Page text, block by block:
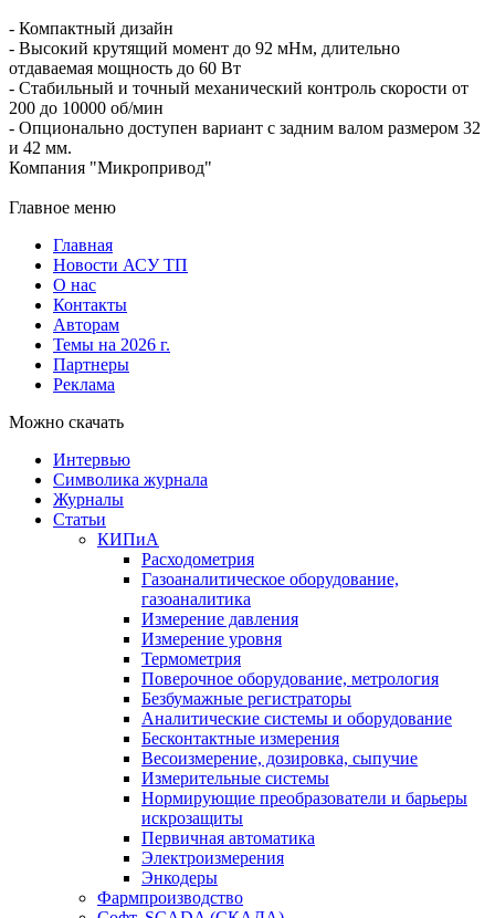
- Компактный дизайн
- Высокий крутящий момент до 92 мНм, длительно
отдаваемая мощность до 60 Вт
- Стабильный и точный механический контроль скорости от
200 до 10000 об/мин
- Опционально доступен вариант с задним валом размером 32
и 42 мм.
Компания "Микропривод"
Главное меню
Главная
Новости АСУ ТП
О нас
Контакты
Авторам
Темы на 2026 г.
Партнеры
Реклама
Можно скачать
Интервью
Символика журнала
Журналы
Статьи
КИПиА
Расходометрия
Газоаналитическое оборудование,
газоаналитика
Измерение давления
Измерение уровня
Термометрия
Поверочное оборудование, метрология
Безбумажные регистраторы
Аналитические системы и оборудование
Бесконтактные измерения
Весоизмерение, дозировка, сыпучие
Измерительные системы
Нормирующие преобразователи и барьеры
искрозащиты
Первичная автоматика
Электроизмерения
Энкодеры
Фармпроизводство